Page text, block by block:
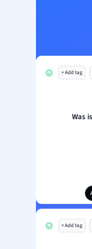
+ Add tag
Was
+ Add tag